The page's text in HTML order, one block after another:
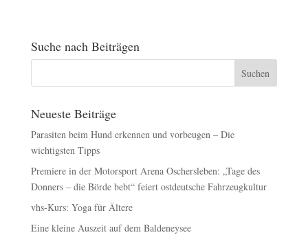
Suche nach Beiträgen
Neueste Beiträge
Parasiten beim Hund erkennen und vorbeugen – Die
wichtigsten Tipps
Premiere in der Motorsport Arena Oschersleben: „Tage des
Donners – die Börde bebt“ feiert ostdeutsche Fahrzeugkultur
vhs-Kurs: Yoga für Ältere
Eine kleine Auszeit auf dem Baldeneysee